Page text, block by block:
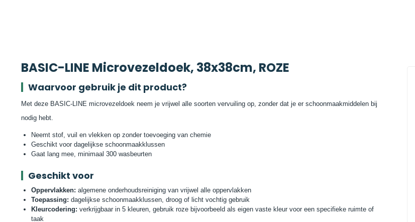
BASIC-LINE Microvezeldoek, 38x38cm, ROZE
Waarvoor gebruik je dit product?
Met deze BASIC-LINE microvezeldoek neem je vrijwel alle soorten vervuiling op, zonder dat je er schoonmaakmiddelen bij
nodig hebt.
Neemt stof, vuil en vlekken op zonder toevoeging van chemie
Geschikt voor dagelijkse schoonmaakklussen
Gaat lang mee, minimaal 300 wasbeurten
Geschikt voor
Oppervlakken: algemene onderhoudsreiniging van vrijwel alle oppervlakken
Toepassing: dagelijkse schoonmaakklussen, droog of licht vochtig gebruik
Kleurcodering: verkrijgbaar in 5 kleuren, gebruik roze bijvoorbeeld als eigen vaste kleur voor een specifieke ruimte of
taak